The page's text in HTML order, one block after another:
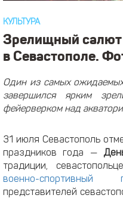
КУЛЬТУРА
Зрелищный
в Севастополе.
Один из самых
завершился ярким
фейерверком над
31 июля Севастополь
праздников года —
традиции,
военно-спортивный
представителей